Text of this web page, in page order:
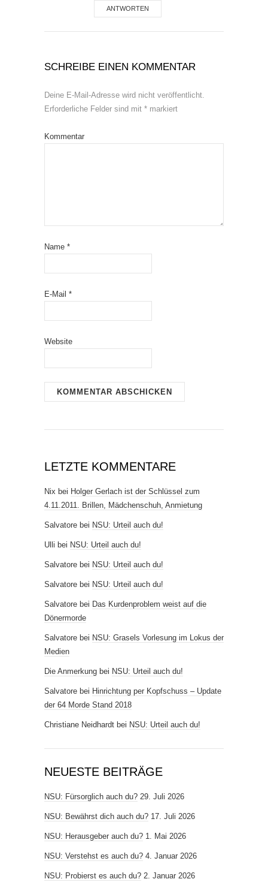
ANTWORTEN
SCHREIBE EINEN KOMMENTAR
Deine E-Mail-Adresse wird nicht veröffentlicht.
Erforderliche Felder sind mit * markiert
Kommentar
Name *
E-Mail *
Website
LETZTE KOMMENTARE
Nix bei Holger Gerlach ist der Schlüssel zum
4.11.2011. Brillen, Mädchenschuh, Anmietung
Salvatore bei NSU: Urteil auch du!
Ulli bei NSU: Urteil auch du!
Salvatore bei NSU: Urteil auch du!
Salvatore bei NSU: Urteil auch du!
Salvatore bei Das Kurdenproblem weist auf die
Dönermorde
Salvatore bei NSU: Grasels Vorlesung im Lokus der
Medien
Die Anmerkung bei NSU: Urteil auch du!
Salvatore bei Hinrichtung per Kopfschuss – Update
der 64 Morde Stand 2018
Christiane Neidhardt bei NSU: Urteil auch du!
NEUESTE BEITRÄGE
NSU: Fürsorglich auch du? 29. Juli 2026
NSU: Bewährst dich auch du? 17. Juli 2026
NSU: Herausgeber auch du? 1. Mai 2026
NSU: Verstehst es auch du? 4. Januar 2026
NSU: Probierst es auch du? 2. Januar 2026